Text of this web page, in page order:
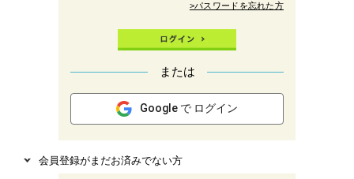
>パスワードを忘れた方
または
Google で ログイン
会員登録がまだお済みでない方